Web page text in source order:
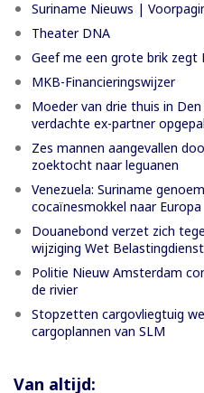
Suriname Nieuws |
Theater DNA
Geef me een grote brik zegt
MKB-Financieringswijzer
Moeder van drie thuis in
verdachte ex-partner
Zes mannen aangevallen
zoektocht naar leguanen
Venezuela: Suriname
cocaïnesmokkel naar Europa
Douanebond verzet zich
wijziging Wet Belastingdienst
Politie Nieuw Amsterdam
de rivier
Stopzetten cargovliegtuig
cargoplannen van SLM
Van altijd: